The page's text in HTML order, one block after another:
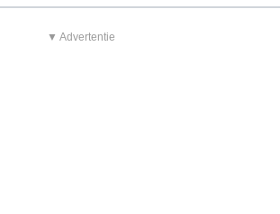
▼ Advertentie